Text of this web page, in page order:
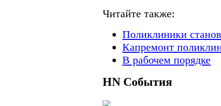
Читайте также:
Поликлиники
Капремонт
В рабочем порядке
HN События